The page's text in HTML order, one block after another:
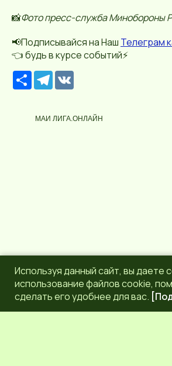
📸Фото пресс-служба Минобороны
📢Подписывайся на Наш Телеграм
👈 будь в курсе событий⚡️
Р
е
р
с
T
e
g
r
МАИ ЛИГА.ОНЛАЙН
Используя данный сайт, вы даете
использование файлов cookie,
сделать его удобнее для вас.